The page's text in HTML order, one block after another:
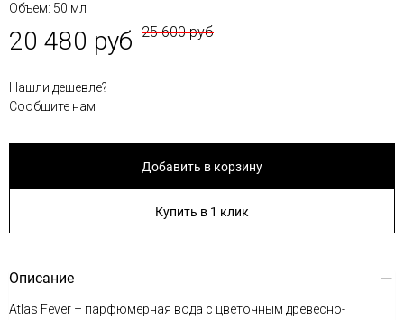
Объем: 50 мл
20 480 руб 25 600 руб
Нашли дешевле?
Сообщите нам
Добавить в корзину
Купить в 1 клик
Описание
Atlas Fever – парфюмерная вода с цветочным древесно-